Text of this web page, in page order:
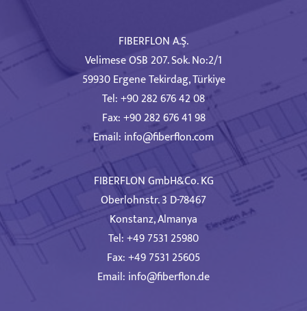
FIBERFLON A.Ş.
Velimese OSB 207. Sok. No:2/1
59930 Ergene Tekirdag, Türkiye
Tel: +90 282 676 42 08
Fax: +90 282 676 41 98
Email: info@fiberflon.com
FIBERFLON GmbH&Co. KG
Oberlohnstr. 3 D-78467
Konstanz, Almanya
Tel: +49 7531 25980
Fax: +49 7531 25605
Email: info@fiberflon.de